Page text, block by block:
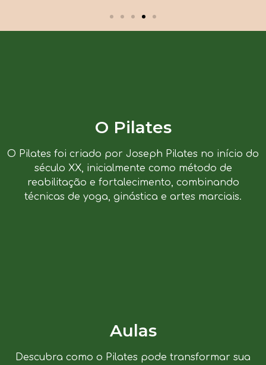
O Pilates
O Pilates foi criado por Joseph Pilates no início do
século XX, inicialmente como método de
reabilitação e fortalecimento, combinando
técnicas de yoga, ginástica e artes marciais.
Aulas
Descubra como o Pilates pode transformar sua